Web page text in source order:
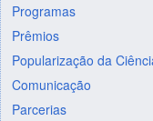
Programas
Prêmios
Popularização da
Comunicação
Parcerias